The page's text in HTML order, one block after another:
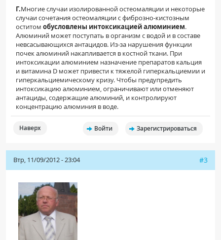
Г.Многие случаи изолированной остеомаляции и некоторые
случаи сочетания остеомаляции с фиброзно-кистозным
оститом обусловлены интоксикацией алюминием.
Алюминий может поступать в организм с водой и в составе
невсасывающихся антацидов. Из-за нарушения функции
почек алюминий накапливается в костной ткани. При
интоксикации алюминием назначение препаратов кальция
и витамина D может привести к тяжелой гиперкальциемии и
гиперкальциемическому кризу. Чтобы предупредить
интоксикацию алюминием, ограничивают или отменяют
антациды, содержащие алюминий, и контролируют
концентрацию алюминия в воде.
Наверх Войти Зарегистрироваться
Втр, 11/09/2012 - 23:04 #3